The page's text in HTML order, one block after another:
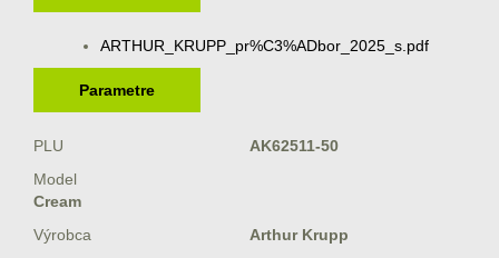
ARTHUR_KRUPP_pr%C3%ADbor_2025_s.pdf
Parametre
PLU
AK62511-50
Model
Cream
Výrobca
Arthur Krupp